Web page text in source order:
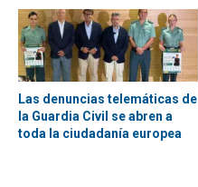
Las denuncias telemáticas de
la Guardia Civil se abren a
toda la ciudadanía europea